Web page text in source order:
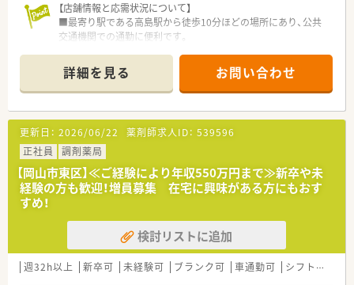
【店舗情報と応需状況について】
■最寄り駅である高島駅から徒歩10分ほどの場所にあり、公共
交通機関での通勤に便利です。
50枚から60枚程度です。
■薬剤師は複数名体制で、事務スタッフも充実しているため、協
力して業務を進める環境です。
【求人情報について】
■ご経験や能力に応じて、年収460万円から600万円の範囲で給
与が決定されます。
■年間休日は114日となっており、日曜と他1日の完全週休2日制
でしっかり休めます。
■この店舗では週休3日制のシフトも相談可能となっており、柔
【こんな取り組みをしています】
■個人の得意分野を尊重し、運転が苦手な方には薬局内業務を任
せるなど、適材適所の配置を行います。
詳細を見る お問い合わせ
更新日： 2026/06/22 薬剤師求人ID： 539596
正社員
調剤薬局
【岡山市東区】≪ご経験により年収550万円まで≫新卒や未
経験の方も歓迎！増員募集 在宅に興味がある方にもおす
すめ！
検討リストに追加
週32h以上 新卒可 未経験可 ブランク可 車通勤可 シフト制